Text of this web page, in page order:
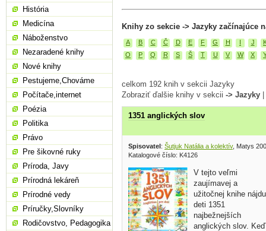
Knihy zo sekcie -> Jazyky začínajúce
A B C Č D E F G H I J
O
P Q R S Š T U V W X
celkom 192 knih v sekcii Jazyky
Zobraziť ďalšie knihy v sekcii -> Jazyky
1351 anglických slov
Spisovatel: Šutjuk Natália a kolektív, Matys
Katalogové číslo: K4126
V tejto veľmi
zaujímavej a
užitočnej knihe nájdu
deti 1351
najbežnejších
anglických slov. Keď
História
Medicína
Náboženstvo
Nezaradené knihy
Nové knihy
Pestujeme,Chováme
Počítače,internet
Poézia
Politika
Právo
Pre šikovné ruky
Príroda, Javy
Prírodná lekáreň
Prírodné vedy
Príručky,Slovníky
Rodičovstvo, Pedagogika